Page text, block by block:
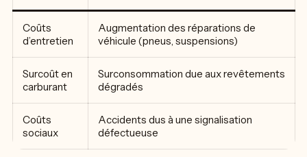
Coûts
d’entretien
Augmentation des réparations de
véhicule (pneus, suspensions)
Surcoût en
carburant
Surconsommation due aux revêtements
dégradés
Coûts
sociaux
Accidents dus à une signalisation
défectueuse